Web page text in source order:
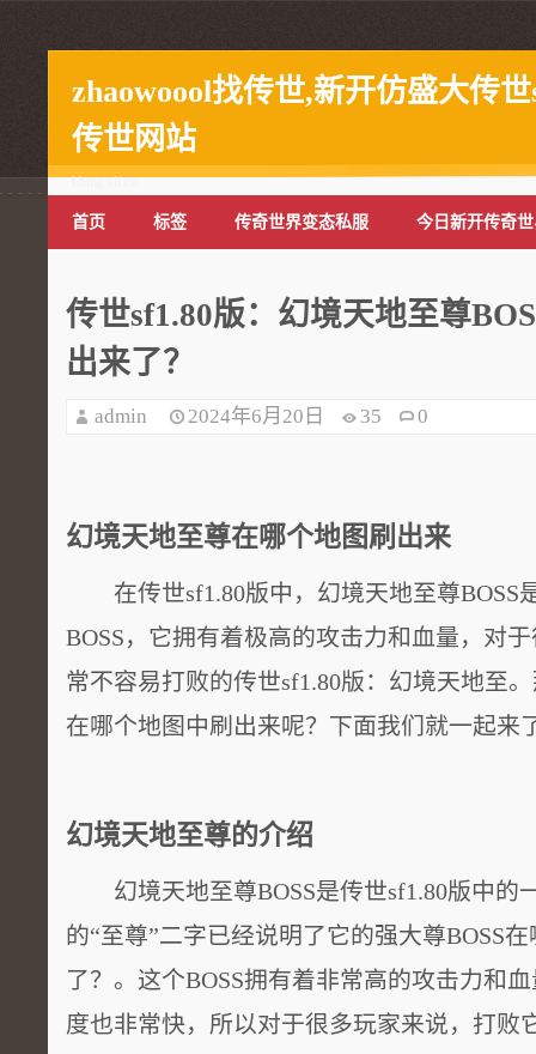
zhaowoool找传世,新开仿盛大传
传世网站
bbmg.sh.cn
首页 标签 传奇世界变态私服 今日新开传奇
传世sf1.80版：幻境天地至尊
出来了？
admin 2024年6月20日 35 0
幻境天地至尊在哪个地图刷出来
在传世sf1.80版中，幻境天地至尊BOSS
BOSS，它拥有着极高的攻击力和血量，对
常不容易打败的传世sf1.80版：幻境天地至
在哪个地图中刷出来呢？下面我们就一起来
幻境天地至尊的介绍
幻境天地至尊BOSS是传世sf1.80版中的
的“至尊”二字已经说明了它的强大尊BOSS
了？。这个BOSS拥有着非常高的攻击力和
度也非常快，所以对于很多玩家来说，打败